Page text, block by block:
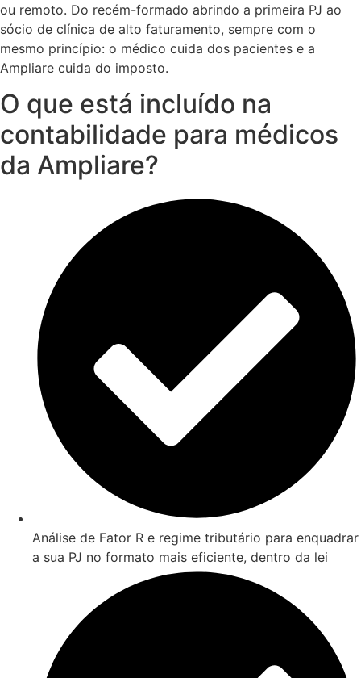
ou remoto. Do recém-formado abrindo a primeira PJ ao
sócio de clínica de alto faturamento, sempre com o
mesmo princípio: o médico cuida dos pacientes e a
Ampliare cuida do imposto.
O que está incluído na
contabilidade para médicos
da Ampliare?
Análise de Fator R e regime tributário para enquadrar
a sua PJ no formato mais eficiente, dentro da lei